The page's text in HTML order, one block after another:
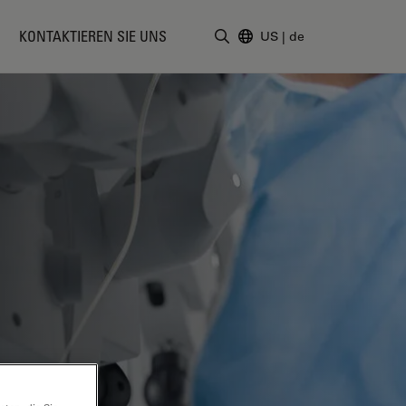
KONTAKTIEREN SIE UNS US | de